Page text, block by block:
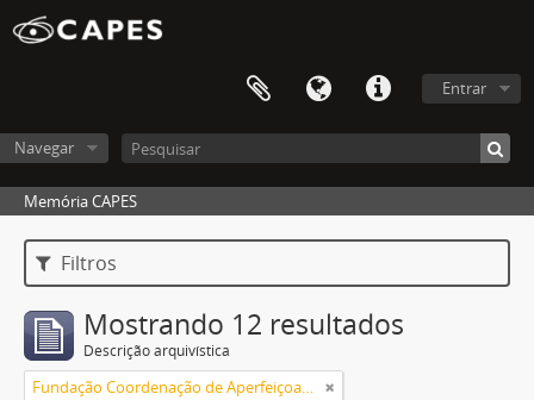
Entrar
Navegar
Memória CAPES
Filtros
Mostrando 12 resultados
Descrição arquivística
Fundação Coordenação de Aperfeiçoamento de Pessoal de Nível Superior (CAPES)